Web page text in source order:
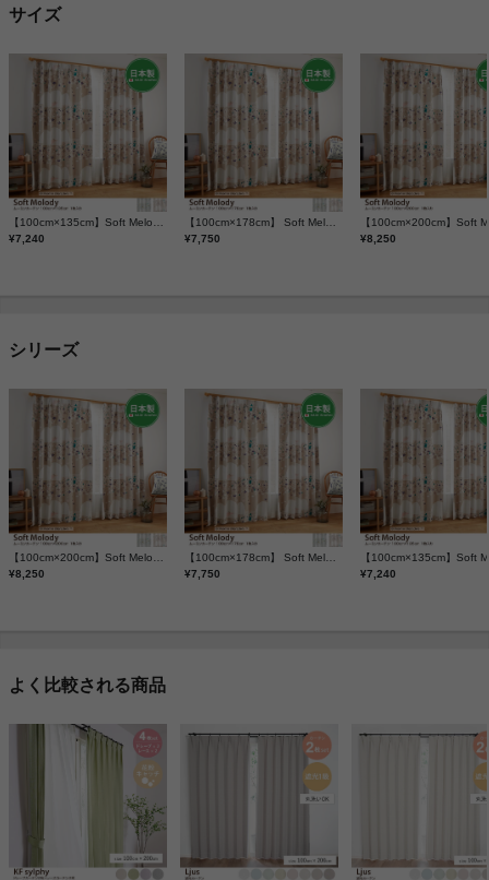
サイズ
¥7,240
【100cm×178cm】 Soft Melody ムーミンカーテン 1枚入り
¥7,750
¥8,250
シリーズ
¥8,250
【100cm×178cm】 Soft Melody ムーミンカーテン 1枚入り
¥7,750
¥7,240
よく比較される商品